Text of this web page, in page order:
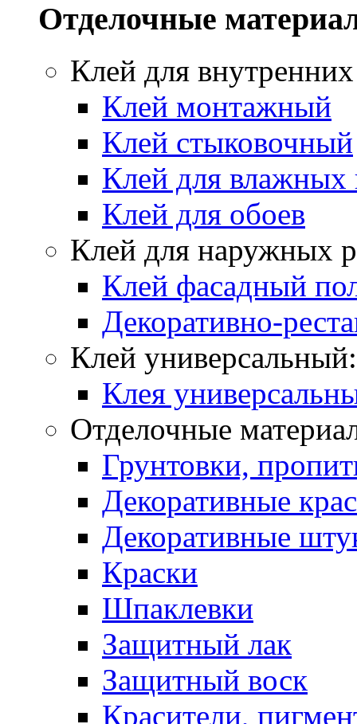
Отделочные
Клей для
Клей монтажный
Клей стыковочный
Клей для
Клей для обоев
Клей для наружных
Клей фасадный
Декоративно-
Клей универсальный:
Клея
Отделочные
Грунтовки,
Декоративные
Декоративные
Краски
Шпаклевки
Защитный лак
Защитный воск
Красители,